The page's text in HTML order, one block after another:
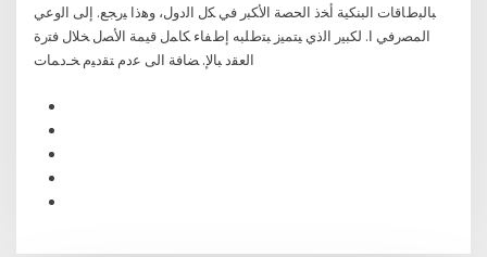
ﺒﺎﻟﺒﻁﺎﻗﺎﺕ ﺍﻟﺒﻨﻜﻴﺔ ﺃﺨﺫ ﺍﻟﺤﺼﺔ ﺍﻷﻜﺒﺭ ﻓﻲ ﻜل ﺍﻟﺩﻭل، ﻭﻫﺫﺍ ﻴﺭﺠﻊ. ﺇﻟﻰ ﺍﻟﻭﻋﻲ
ﺍﻟﻤﺼﺭﻓﻲ ﺍ. ﻟﻜﺒﻴﺭ ﺍﻟﺫﻱ ﻴﺘﻤﻴﺯ ﺒﺘﻁﻠﺒﻪ ﺇﻁﻔﺎﺀ ﻜﺎﻤل ﻗﻴﻤﺔ ﺍﻷﺼل ﺨﻼل ﻓﺘﺭﺓ